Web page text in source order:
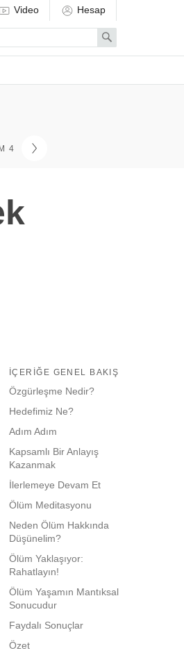
Video Hesap
Search
4
İÇERIĞE GENEL BAKIŞ
Özgürleşme Nedir?
Hedefimiz Ne?
Adım Adım
Kapsamlı Bir Anlayış
Kazanmak
İlerlemeye Devam Et
Ölüm Meditasyonu
Neden Ölüm Hakkında
Düşünelim?
Ölüm Yaklaşıyor:
Rahatlayın!
Ölüm Yaşamın Mantıksal
Sonucudur
Faydalı Sonuçlar
Özet